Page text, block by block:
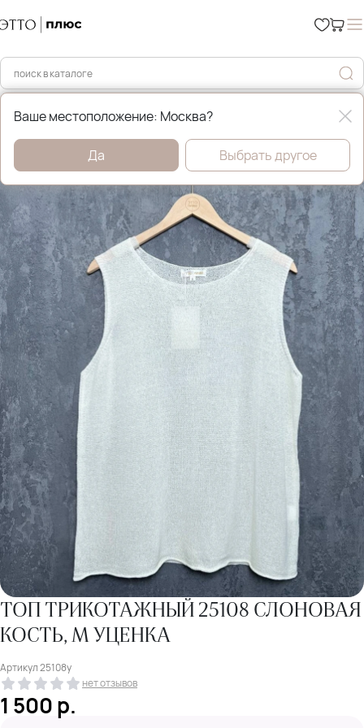
Главная Уценка %
ТОП ТРИКОТАЖНЫЙ 25108 СЛОНОВАЯ
КОСТЬ, M УЦЕНКА
Артикул25108у
нет отзывов
1 500р.
Ваше местоположение: Москва?
Да Выбрать другое